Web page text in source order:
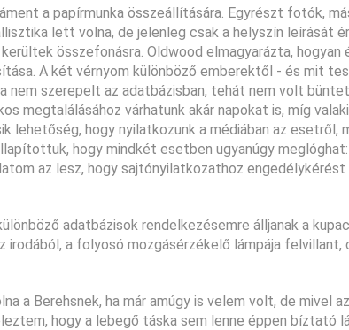
a papírmunka összeállítására. Egyrészt fotók,
lett volna, de jelenleg csak a helyszín leírását
összefonásra. Oldwood elmagyarázta, hogyan
A két vérnyom különböző emberektől - és mit
szerepelt az adatbázisban, tehát nem volt
megtalálásához várhatunk akár napokat is, míg
lehetőség, hogy nyilatkozunk a médiában az esetről,
hogy mindkét esetben ugyanúgy
az lesz, hogy sajtónyilatkozathoz engedélykérést
adatbázisok rendelkezésemre álljanak a
irodából, a folyosó mozgásérzékelő lámpája
a Berehsnek, ha már amúgy is velem volt, de mivel
hogy a lebegő táska sem lenne éppen bíztató